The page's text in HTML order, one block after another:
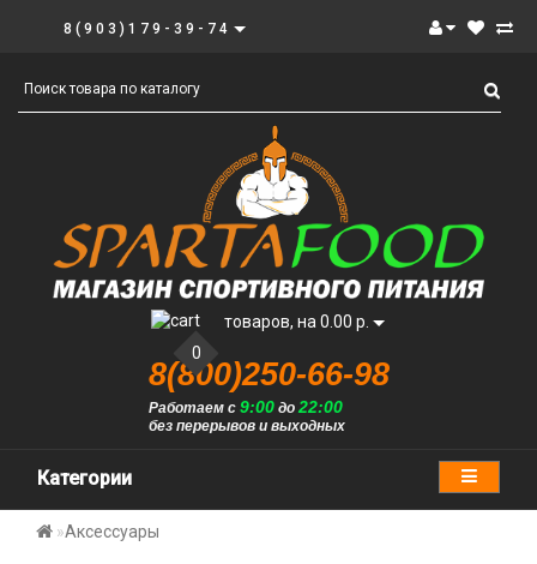
8(903)179-39-74
0
товаров, на 0.00 р.
8(800)250-66-98
Работаем с 9:00до 22:00
без перерывов и выходных
Категории
Аксессуары